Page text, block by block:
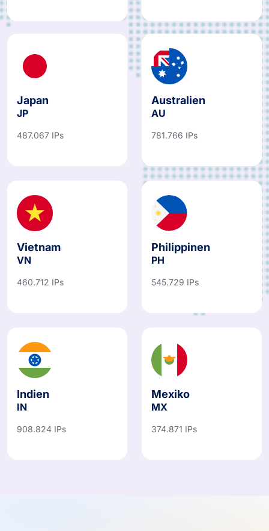
Japan
JP
487.067 IPs
Australien
AU
781.766 IPs
Vietnam
VN
460.712 IPs
Philippinen
PH
545.729 IPs
Indien
IN
908.824 IPs
Mexiko
MX
374.871 IPs